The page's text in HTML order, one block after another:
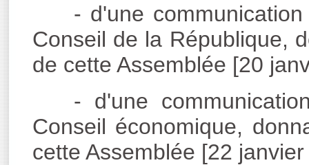
- d'une
Conseil de la République,
de cette Assemblée [20
- d'une
Conseil économique,
cette Assemblée [22